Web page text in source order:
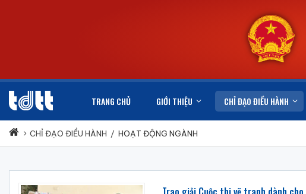
TRANG CHỦ GIỚI THIỆU CHỈ ĐẠO ĐIỀU HÀNH
CHỈ ĐẠO ĐIỀU HÀNH / HOẠT ĐỘNG NGÀNH